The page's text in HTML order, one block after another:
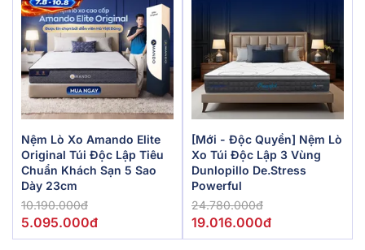
Nệm Lò Xo Amando Elite
Original Túi Độc Lập Tiêu
Chuẩn Khách Sạn 5 Sao
Dày 23cm
10.190.000đ
5.095.000đ
[Mới - Độc Quyền] Nệm Lò
Xo Túi Độc Lập 3 Vùng
Dunlopillo De.Stress
Powerful
24.780.000đ
19.016.000đ